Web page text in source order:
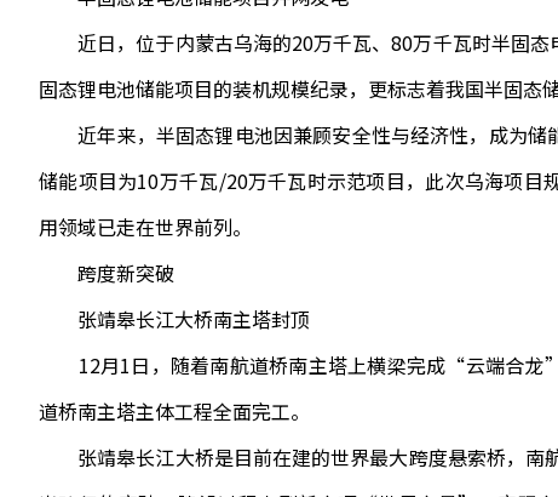
近日，位于内蒙古乌海的20万千瓦、80万千瓦时半固态
固态锂电池储能项目的装机规模纪录，更标志着我国半固态
近年来，半固态锂电池因兼顾安全性与经济性，成为储
储能项目为10万千瓦/20万千瓦时示范项目，此次乌海项
用领域已走在世界前列。
跨度新突破
张靖皋长江大桥南主塔封顶
12月1日，随着南航道桥南主塔上横梁完成“云端合龙
道桥南主塔主体工程全面完工。
张靖皋长江大桥是目前在建的世界最大跨度悬索桥，南